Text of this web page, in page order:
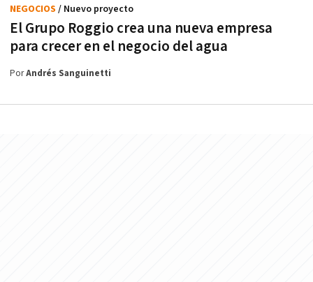
El Grupo Roggio crea una nueva empresa
para crecer en el negocio del agua
NEGOCIOS / Nuevo proyecto
PorAndrés Sanguinetti